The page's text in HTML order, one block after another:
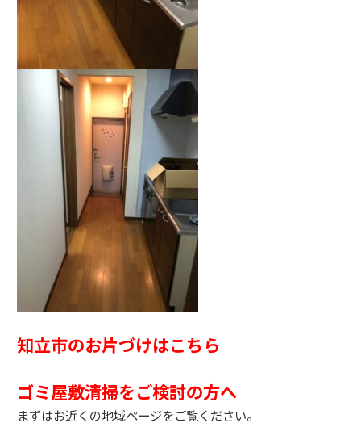
知立市のお片づけはこちら
ゴミ屋敷清掃をご検討の方へ
まずはお近くの地域ページをご覧ください。